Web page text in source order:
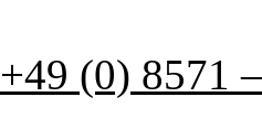
+49 (0) 8571